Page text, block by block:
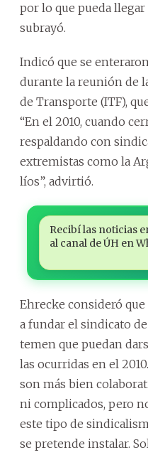
por lo que pueda
subrayó.
Indicó que se
durante la reunión de
de Transporte (ITF),
“En el 2010, cuando
respaldando con
extremistas como la
líos”, advirtió.
Recibí las noticias
al canal de ÚH en
Ehrecke consideró
a fundar el sindicato
temen que puedan
las ocurridas en el
son más bien
ni complicados, pero
este tipo de
se pretende instalar.